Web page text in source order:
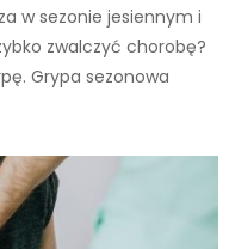
w sezonie jesiennym i
zwalczyć chorobę?
Grypa sezonowa